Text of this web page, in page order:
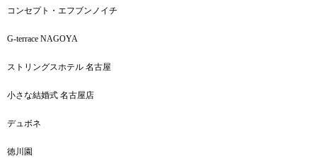
コンセプト・エフブンノイチ
G-terrace NAGOYA
ストリングスホテル 名古屋
小さな結婚式 名古屋店
デュボネ
徳川園